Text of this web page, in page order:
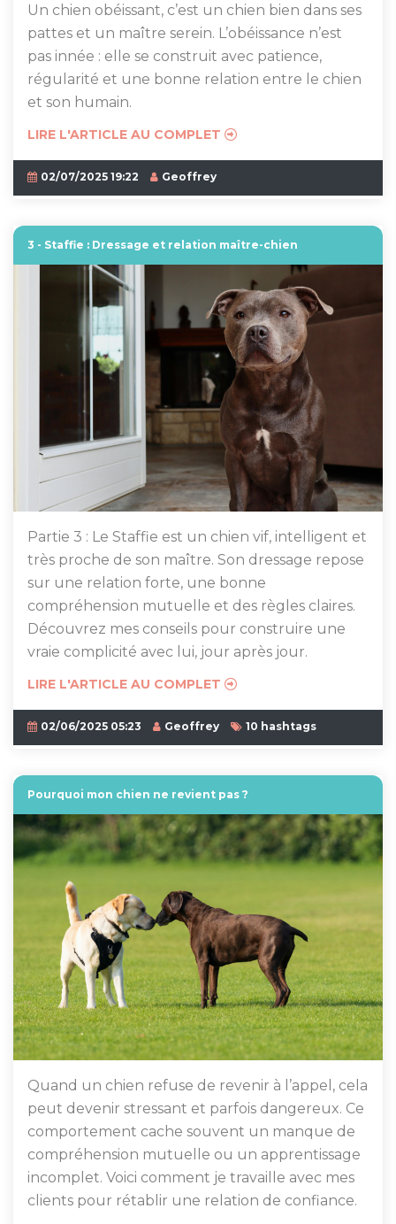
Un chien obéissant, c’est un chien bien dans ses
pattes et un maître serein. L’obéissance n’est
pas innée : elle se construit avec patience,
régularité et une bonne relation entre le chien
et son humain.
LIRE L'ARTICLE AU COMPLET
02/07/2025 19:22 Geoffrey
3 - Staffie : Dressage et relation maître-chien
Partie 3 : Le Staffie est un chien vif, intelligent et
très proche de son maître. Son dressage repose
sur une relation forte, une bonne
compréhension mutuelle et des règles claires.
Découvrez mes conseils pour construire une
vraie complicité avec lui, jour après jour.
LIRE L'ARTICLE AU COMPLET
02/06/2025 05:23 Geoffrey 10 hashtags
Pourquoi mon chien ne revient pas ?
Quand un chien refuse de revenir à l’appel, cela
peut devenir stressant et parfois dangereux. Ce
comportement cache souvent un manque de
compréhension mutuelle ou un apprentissage
incomplet. Voici comment je travaille avec mes
clients pour rétablir une relation de confiance.